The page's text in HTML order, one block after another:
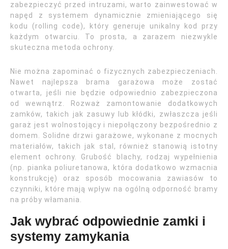
zabezpieczyć przed intruzami, warto zainwestować w
napęd z systemem dynamicznie zmieniającego się
kodu (rolling code), który generuje unikalny kod przy
każdym otwarciu. To prosta, a zarazem niezwykle
skuteczna metoda ochrony.
Nie można zapominać o fizycznych zabezpieczeniach.
Nawet najlepsza brama garażowa może zostać
otwarta, jeśli nie będzie odpowiednio zabezpieczona
od wewnątrz. Rozważ zamontowanie dodatkowych
zamków, takich jak zasuwy lub kłódki, zwłaszcza jeśli
garaż jest wolnostojący i niepołączony bezpośrednio z
domem. Solidne drzwi garażowe, wykonane z mocnych
materiałów, takich jak stal, również stanowią istotny
element ochrony. Grubość blachy, rodzaj wypełnienia
(np. pianka poliuretanowa, która dodatkowo wzmacnia
konstrukcję) oraz sposób mocowania zawiasów to
czynniki, które mają wpływ na ogólną odporność bramy
na próby włamania.
Jak wybrać odpowiednie zamki i
systemy zamykania